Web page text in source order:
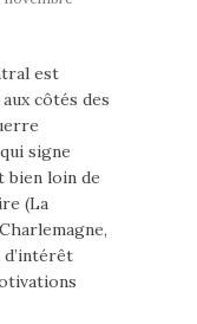
est
côtés des
signe
bien loin de
(La